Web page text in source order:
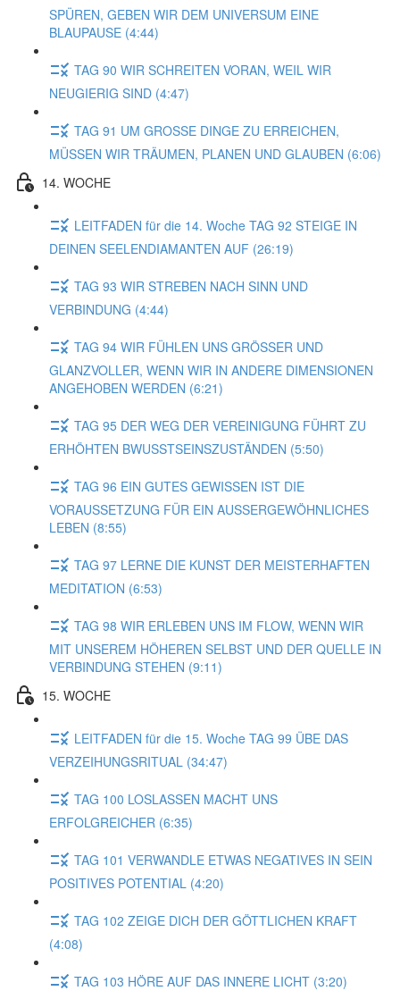
SPÜREN, GEBEN WIR DEM UNIVERSUM EINE
BLAUPAUSE (4:44)
TAG 90 WIR SCHREITEN VORAN, WEIL WIR
NEUGIERIG SIND (4:47)
TAG 91 UM GROSSE DINGE ZU ERREICHEN,
MÜSSEN WIR TRÄUMEN, PLANEN UND GLAUBEN (6:06)
14. WOCHE
LEITFADEN für die 14. Woche TAG 92 STEIGE IN
DEINEN SEELENDIAMANTEN AUF (26:19)
TAG 93 WIR STREBEN NACH SINN UND
VERBINDUNG (4:44)
TAG 94 WIR FÜHLEN UNS GRÖSSER UND
GLANZVOLLER, WENN WIR IN ANDERE DIMENSIONEN
ANGEHOBEN WERDEN (6:21)
TAG 95 DER WEG DER VEREINIGUNG FÜHRT ZU
ERHÖHTEN BWUSSTSEINSZUSTÄNDEN (5:50)
TAG 96 EIN GUTES GEWISSEN IST DIE
VORAUSSETZUNG FÜR EIN AUSSERGEWÖHNLICHES
LEBEN (8:55)
TAG 97 LERNE DIE KUNST DER MEISTERHAFTEN
MEDITATION (6:53)
TAG 98 WIR ERLEBEN UNS IM FLOW, WENN WIR
MIT UNSEREM HÖHEREN SELBST UND DER QUELLE IN
VERBINDUNG STEHEN (9:11)
15. WOCHE
LEITFADEN für die 15. Woche TAG 99 ÜBE DAS
VERZEIHUNGSRITUAL (34:47)
TAG 100 LOSLASSEN MACHT UNS
ERFOLGREICHER (6:35)
TAG 101 VERWANDLE ETWAS NEGATIVES IN SEIN
POSITIVES POTENTIAL (4:20)
TAG 102 ZEIGE DICH DER GÖTTLICHEN KRAFT
(4:08)
TAG 103 HÖRE AUF DAS INNERE LICHT (3:20)